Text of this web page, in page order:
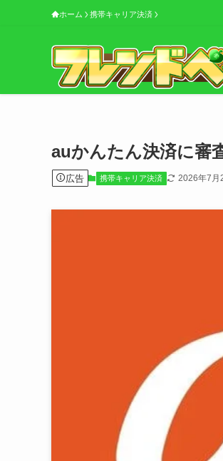
ホーム 携帯キャリア決済
auかんたん決済に審
広告 携帯キャリア決済 2026年7月